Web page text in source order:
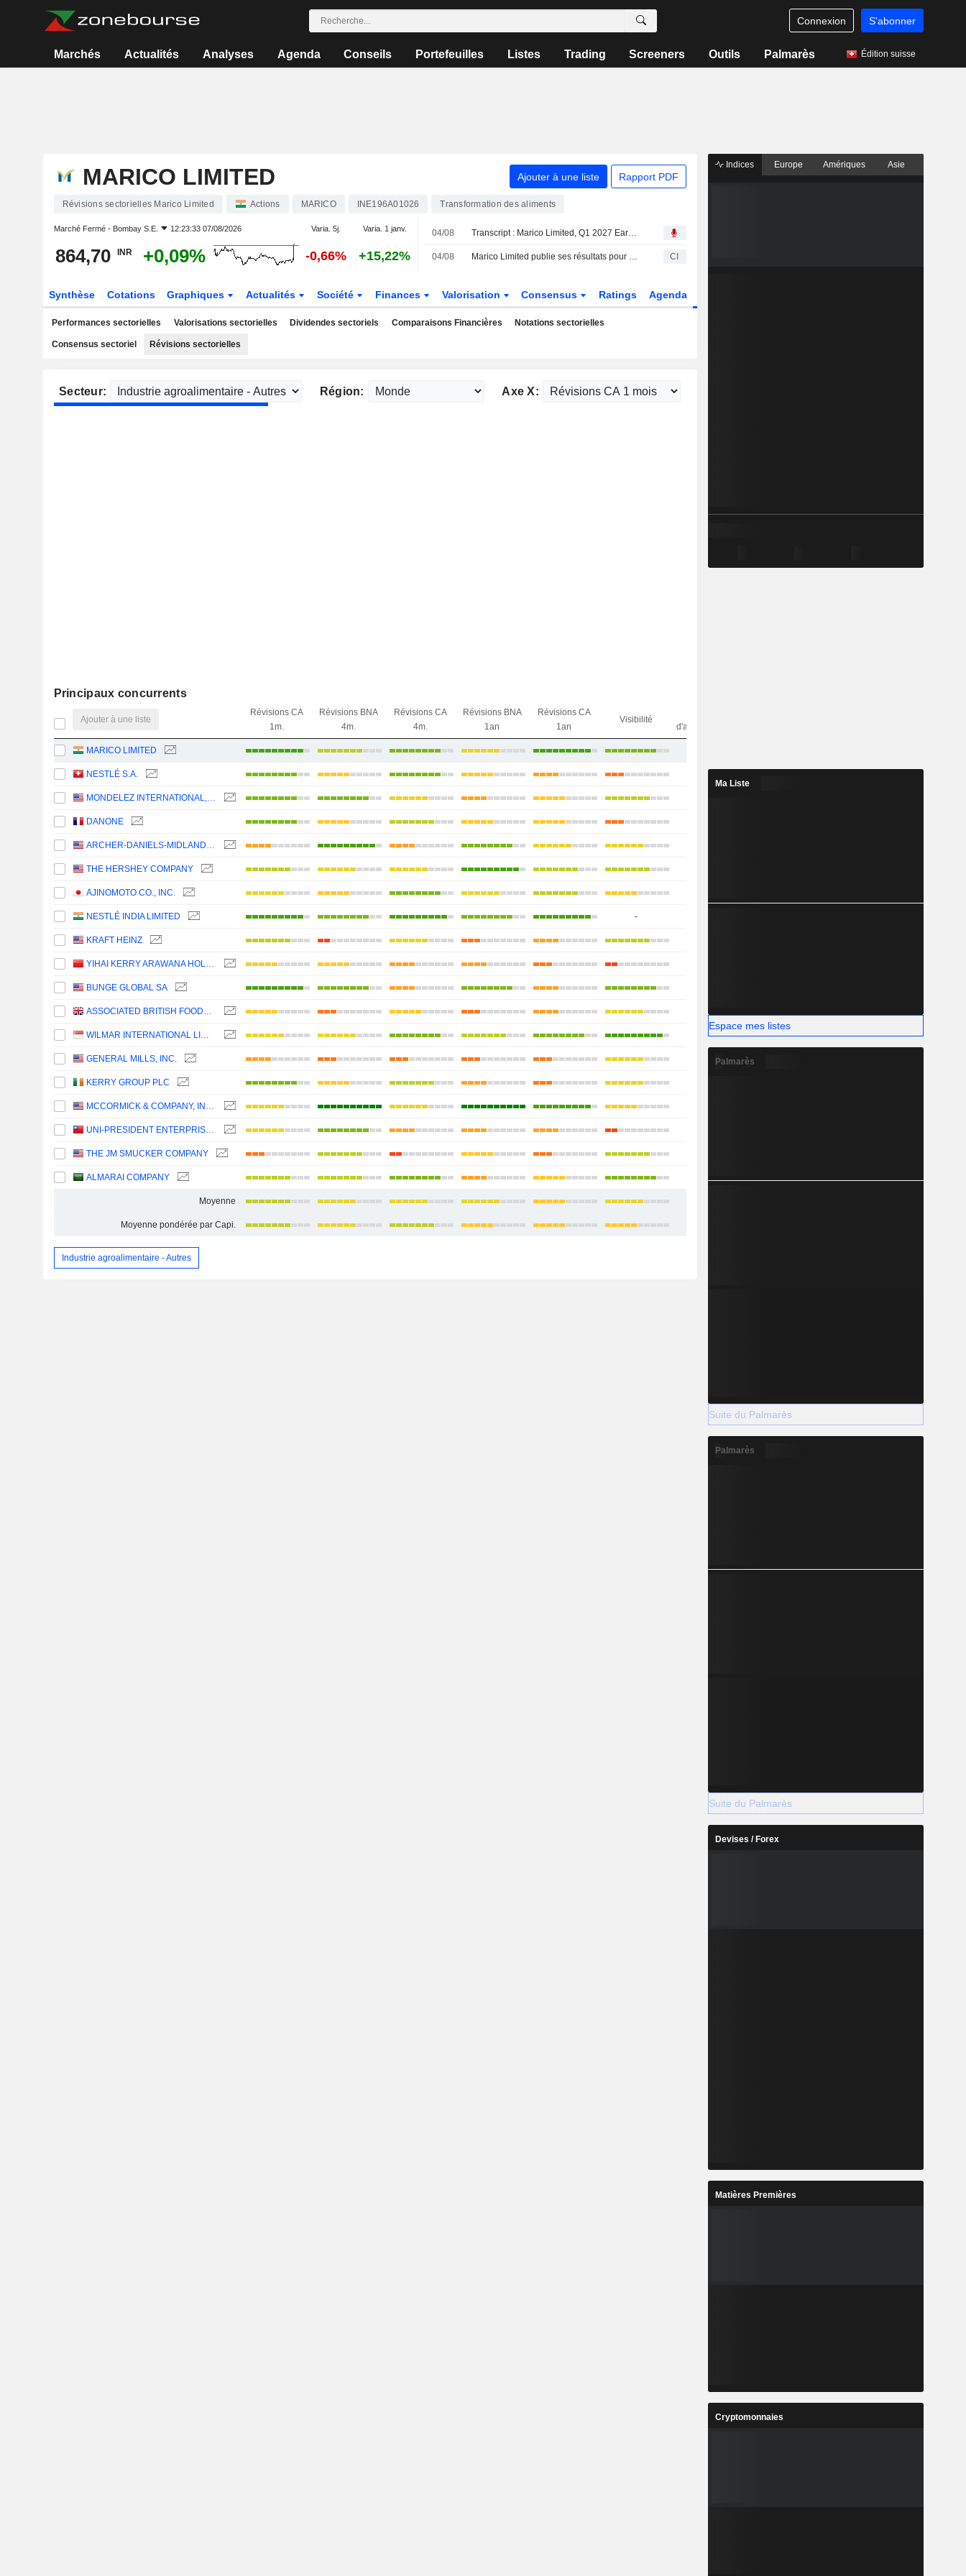
Connexion S'abonner
Marchés Actualités Analyses Agenda Conseils Portefeuilles Listes Trading Screeners Outils Palmarès Édition suisse
MARICO LIMITED Ajouter à une liste Rapport PDF
Révisions sectorielles Marico Limited Actions MARICO INE196A01026 Transformation des aliments
Marché Fermé - Bombay S.E. 12:23:33 07/08/2026 Varia. 5j. Varia. 1 janv.
864,70 INR +0,09% -0,66% +15,22%
04/08 Transcript : Marico Limited, Q1 2027 Earnings Call, Aug 04, 2026
04/08 Marico Limited publie ses résultats pour le premier trimestre clos le 30 juin 2026 CI
Synthèse Cotations Graphiques Actualités Société Finances Valorisation Consensus Ratings Agenda
Performances sectorielles Valorisations sectorielles Dividendes sectoriels Comparaisons Financières Notations sectorielles
Consensus sectoriel Révisions sectorielles
Secteur: Région: Axe X:
Principaux concurrents
Ajouter à une liste
Révisions CA
1m.
Révisions BNA
4m.
Révisions CA
4m.
Révisions BNA
1an
Révisions CA
1an
Visibilité
d'analystes
MARICO LIMITED
NESTLÉ S.A.
MONDELEZ INTERNATIONAL, INC.
DANONE
ARCHER-DANIELS-MIDLAND COMPANY
THE HERSHEY COMPANY
AJINOMOTO CO., INC.
NESTLÉ INDIA LIMITED -
KRAFT HEINZ
YIHAI KERRY ARAWANA HOLDINGS CO., LTD
BUNGE GLOBAL SA
ASSOCIATED BRITISH FOODS PLC
WILMAR INTERNATIONAL LIMITED
GENERAL MILLS, INC.
KERRY GROUP PLC
MCCORMICK & COMPANY, INCORPORATED
UNI-PRESIDENT ENTERPRISES CORP.
THE JM SMUCKER COMPANY
ALMARAI COMPANY
Moyenne
Moyenne pondérée par Capi.
Industrie agroalimentaire - Autres
Indices Europe Amériques Asie
Ma Liste
Espace mes listes
Palmarès
Suite du Palmarès
Palmarès
Suite du Palmarès
Devises / Forex
Matières Premières
Cryptomonnaies